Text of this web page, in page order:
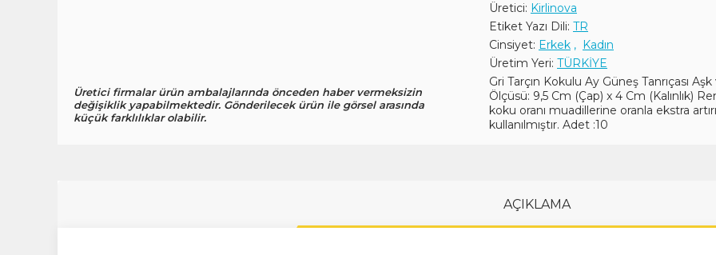
Üretici firmalar ürün ambalajlarında önceden haber vermeksizin
değişiklik yapabilmektedir. Gönderilecek ürün ile görsel arasında
küçük farklılıklar olabilir.
Üretici: Kirlinova
Etiket Yazı Dili: TR
Cinsiyet: Erkek , Kadın
Üretim Yeri: TÜRKİYE
Gri Tarçın Kokulu Ay Güneş Tanrıçası
Ölçüsü: 9,5 Cm (Çap) x 4 Cm (Kalınlık)
koku oranı muadillerine oranla ekstra
kullanılmıştır. Adet :10
AÇIKLAMA